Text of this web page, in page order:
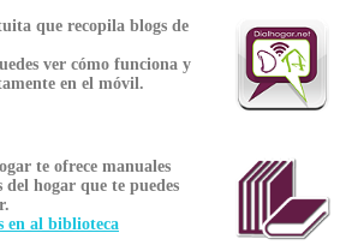
que recopila blogs de
ver cómo funciona y
en el móvil.
te ofrece manuales
del hogar que te puedes
en al biblioteca